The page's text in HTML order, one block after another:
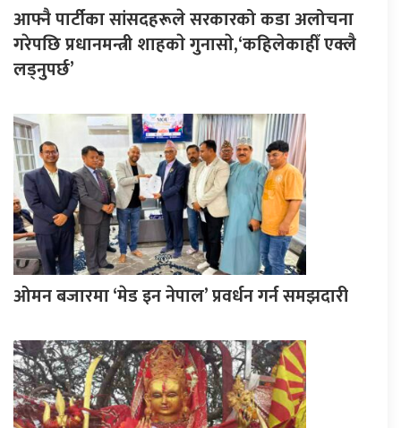
आफ्नै पार्टीका सांसदहरूले सरकारको कडा अलोचना
गरेपछि प्रधानमन्त्री शाहकाे गुनासाे,‘कहिलेकाहीँ एक्लै
लड्नुपर्छ’
ओमन बजारमा ‘मेड इन नेपाल’ प्रवर्धन गर्न समझदारी